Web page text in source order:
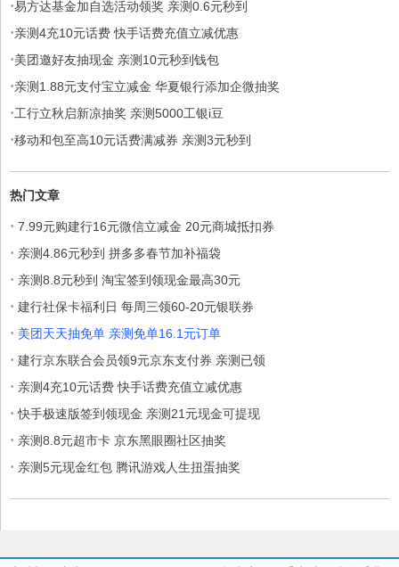
·易方达基金加自选活动领奖 亲测0.6元秒到
·亲测4充10元话费 快手话费充值立减优惠
·美团邀好友抽现金 亲测10元秒到钱包
·亲测1.88元支付宝立减金 华夏银行添加企微抽奖
·工行立秋启新凉抽奖 亲测5000工银i豆
·移动和包至高10元话费满减券 亲测3元秒到
热门文章
· 7.99元购建行16元微信立减金 20元商城抵扣券
· 亲测4.86元秒到 拼多多春节加补福袋
· 亲测8.8元秒到 淘宝签到领现金最高30元
· 建行社保卡福利日 每周三领60-20元银联券
· 美团天天抽免单 亲测免单16.1元订单
· 建行京东联合会员领9元京东支付券 亲测已领
· 亲测4充10元话费 快手话费充值立减优惠
· 快手极速版签到领现金 亲测21元现金可提现
· 亲测8.8元超市卡 京东黑眼圈社区抽奖
· 亲测5元现金红包 腾讯游戏人生扭蛋抽奖